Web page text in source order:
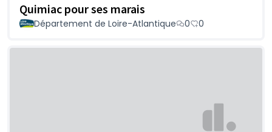
Quimiac pour ses marais
Département de Loire-Atlantique 0 0